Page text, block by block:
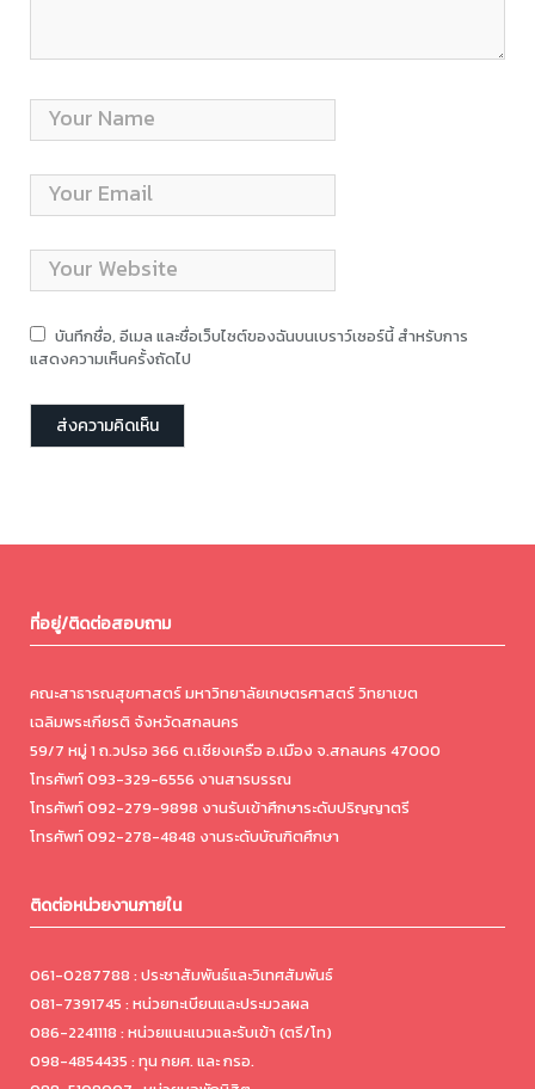
บันทึกชื่อ, อีเมล และชื่อเว็บไซต์ของฉันบนเบราว์เซอร์นี้ สำหรับการ
แสดงความเห็นครั้งถัดไป
ที่อยู่/ติดต่อสอบถาม
คณะสาธารณสุขศาสตร์ มหาวิทยาลัยเกษตรศาสตร์ วิทยาเขต
เฉลิมพระเกียรติ จังหวัดสกลนคร
59/7 หมู่ 1 ถ.วปรอ 366 ต.เชียงเครือ อ.เมือง จ.สกลนคร 47000
โทรศัพท์ 093-329-6556 งานสารบรรณ
โทรศัพท์ 092-279-9898 งานรับเข้าศึกษาระดับปริญญาตรี
โทรศัพท์ 092-278-4848 งานระดับบัณฑิตศึกษา
ติดต่อหน่วยงานภายใน
061-0287788 : ประชาสัมพันธ์และวิเทศสัมพันธ์
081-7391745 : หน่วยทะเบียนและประมวลผล
086-2241118 : หน่วยแนะแนวและรับเข้า (ตรี/โท)
098-4854435 : ทุน กยศ. และ กรอ.